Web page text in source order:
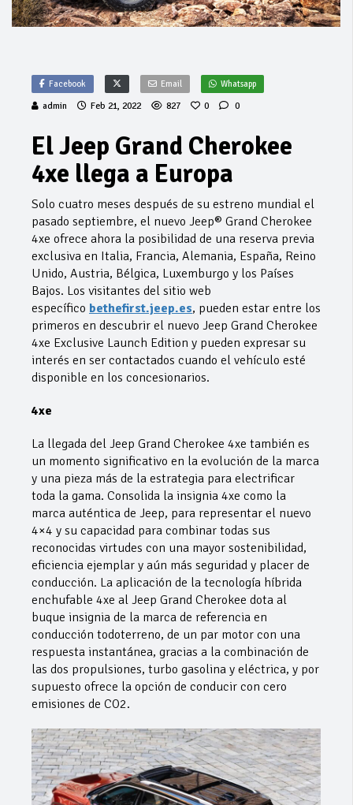
Facebook Email Whatsapp
admin Feb 21, 2022 827 0 0
El Jeep Grand Cherokee
4xe llega a Europa
Solo cuatro meses después de su estreno mundial el
pasado septiembre, el nuevo Jeep® Grand Cherokee
4xe ofrece ahora la posibilidad de una reserva previa
exclusiva en Italia, Francia, Alemania, España, Reino
Unido, Austria, Bélgica, Luxemburgo y los Países
Bajos. Los visitantes del sitio web
específico bethefirst.jeep.es, pueden estar entre los
primeros en descubrir el nuevo Jeep Grand Cherokee
4xe Exclusive Launch Edition y pueden expresar su
interés en ser contactados cuando el vehículo esté
disponible en los concesionarios.
4xe
La llegada del Jeep Grand Cherokee 4xe también es
un momento significativo en la evolución de la marca
y una pieza más de la estrategia para electrificar
toda la gama. Consolida la insignia 4xe como la
marca auténtica de Jeep, para representar el nuevo
4×4 y su capacidad para combinar todas sus
reconocidas virtudes con una mayor sostenibilidad,
eficiencia ejemplar y aún más seguridad y placer de
conducción. La aplicación de la tecnología híbrida
enchufable 4xe al Jeep Grand Cherokee dota al
buque insignia de la marca de referencia en
conducción todoterreno, de un par motor con una
respuesta instantánea, gracias a la combinación de
las dos propulsiones, turbo gasolina y eléctrica, y por
supuesto ofrece la opción de conducir con cero
emisiones de CO2.